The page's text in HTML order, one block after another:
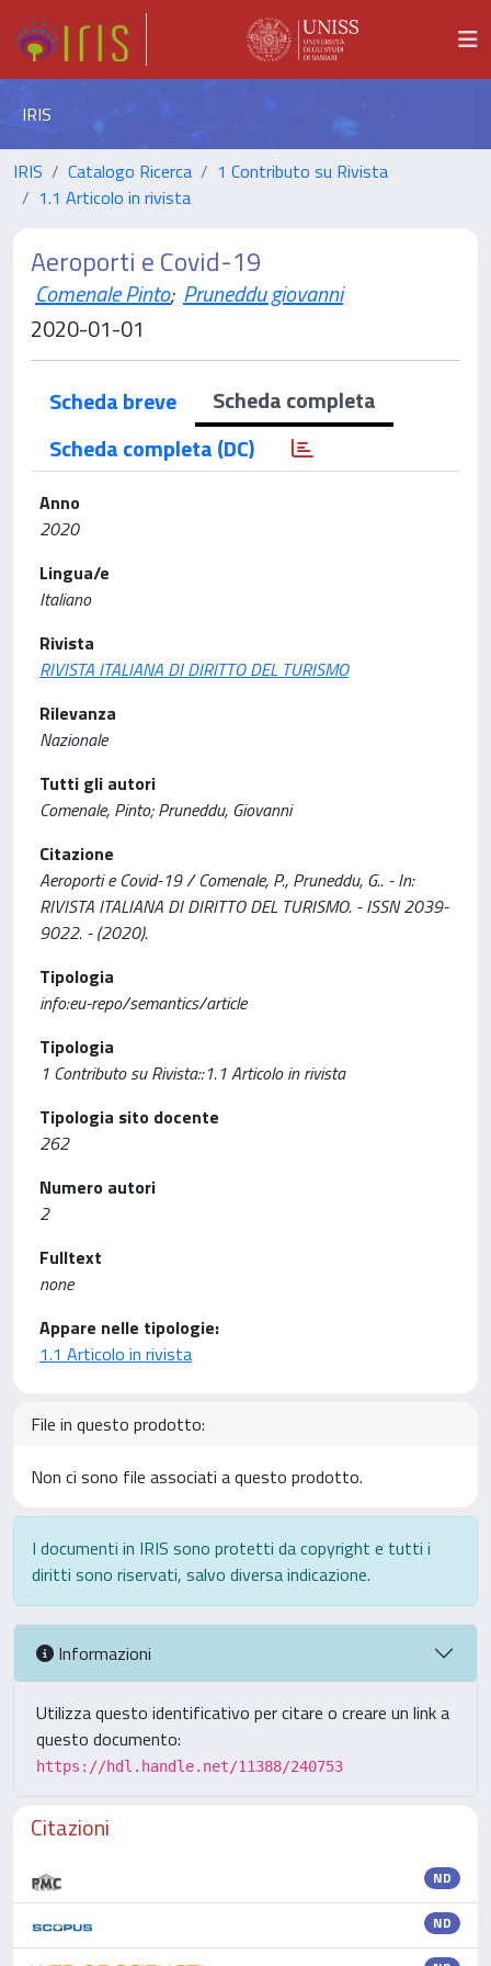
IRIS
IRIS Catalogo Ricerca
1 Contributo su Rivista
1.1 Articolo in rivista
Aeroporti e Covid-19
Comenale Pinto; Pruneddu giovanni
2020-01-01
Scheda breve
Scheda completa
Scheda completa (DC)
Anno
2020
Lingua/e
Italiano
Rivista
RIVISTA ITALIANA DI DIRITTO DEL TURISMO
Rilevanza
Nazionale
Tutti gli autori
Comenale, Pinto; Pruneddu, Giovanni
Citazione
Aeroporti e Covid-19 / Comenale, P., Pruneddu, G.. - In:
RIVISTA ITALIANA DI DIRITTO DEL TURISMO. - ISSN 2039-
9022. - (2020).
Tipologia
info:eu-repo/semantics/article
Tipologia
1 Contributo su Rivista::1.1 Articolo in rivista
Tipologia sito docente
262
Numero autori
2
Fulltext
none
Appare nelle tipologie:
1.1 Articolo in rivista
File in questo prodotto:
Non ci sono file associati a questo prodotto.
I documenti in IRIS sono protetti da copyright e tutti i
diritti sono riservati, salvo diversa indicazione.
Informazioni
Utilizza questo identificativo per citare o creare un link a
questo documento:
https://hdl.handle.net/11388/240753
Citazioni
ND
ND